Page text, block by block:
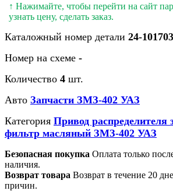
↑ Нажимайте, чтобы перейти на сайт
узнать цену, сделать заказ.
Каталожный номер детали 24-
Номер на схеме -
Количество 4 шт.
Авто Запчасти ЗМЗ-402 УАЗ
Категория Привод распределителя
фильтр масляный ЗМЗ-402 УАЗ
Безопасная покупка Оплата только
наличия.
Возврат товара Возврат в течение 20
причин.